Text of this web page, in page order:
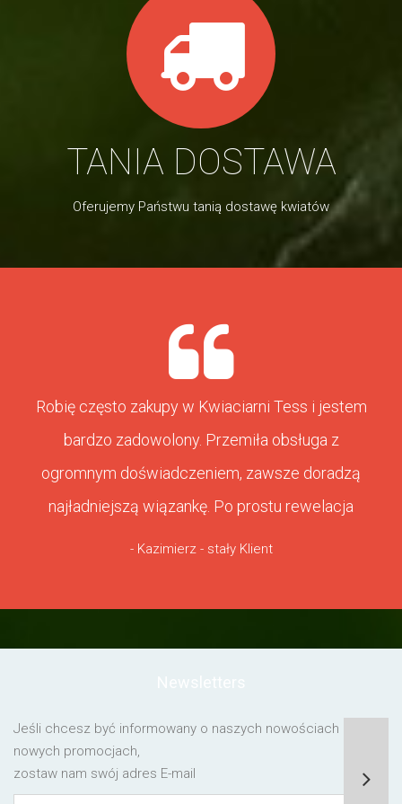
TANIA DOSTAWA
Oferujemy Państwu tanią dostawę kwiatów
Robię często zakupy w Kwiaciarni Tess i jestem
bardzo zadowolony. Przemiła obsługa z
ogromnym doświadczeniem, zawsze doradzą
najładniejszą wiązankę. Po prostu rewelacja
- Kazimierz - stały Klient
Jeśli chcesz być informowany o naszych nowościach lub o
nowych promocjach,
zostaw nam swój adres E-mail